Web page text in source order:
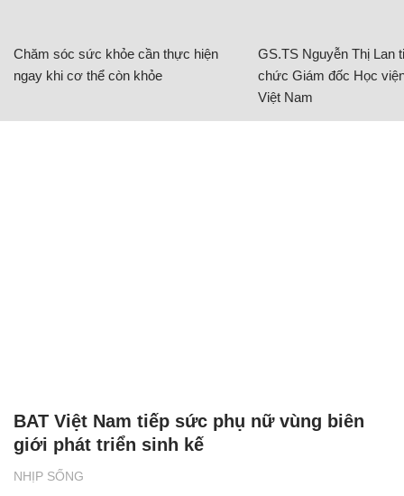
Chăm sóc sức khỏe cần thực hiện
ngay khi cơ thể còn khỏe
GS.TS Nguyễn Thị Lan
chức Giám đốc Học
Việt Nam
NHỊP SỐNG
BAT Việt Nam tiếp sức phụ nữ vùng biên
giới phát triển sinh kế